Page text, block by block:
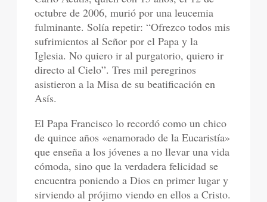
octubre de 2006, murió por una leucemia
fulminante. Solía repetir: “Ofrezco todos mis
sufrimientos al Señor por el Papa y la
Iglesia. No quiero ir al purgatorio, quiero ir
directo al Cielo”. Tres mil peregrinos
asistieron a la Misa de su beatificación en
Asís.
El Papa Francisco lo recordó como un chico
de quince años «enamorado de la Eucaristía»
que enseña a los jóvenes a no llevar una vida
cómoda, sino que la verdadera felicidad se
encuentra poniendo a Dios en primer lugar y
sirviendo al prójimo viendo en ellos a Cristo.